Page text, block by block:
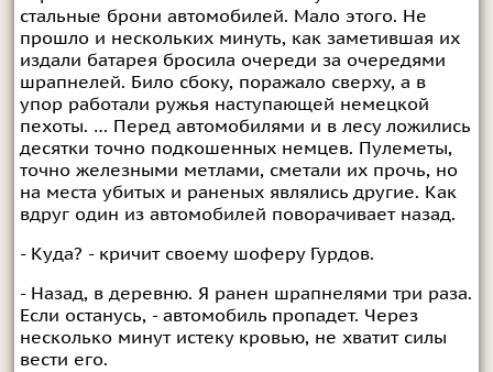
стальные брони автомобилей. Мало этого. Не
прошло и нескольких минуть, как заметившая их
издали батарея бросила очереди за очередями
шрапнелей. Било сбоку, поражало сверху, а в
упор работали ружья наступающей немецкой
пехоты. … Перед автомобилями и в лесу ложились
десятки точно подкошенных немцев. Пулеметы,
точно железными метлами, сметали их прочь, но
на места убитых и раненых являлись другие. Как
вдруг один из автомобилей поворачивает назад.
- Куда? - кричит своему шоферу Гурдов.
- Назад, в деревню. Я ранен шрапнелями три раза.
Если останусь, - автомобиль пропадет. Через
несколько минут истеку кровью, не хватит силы
вести его.